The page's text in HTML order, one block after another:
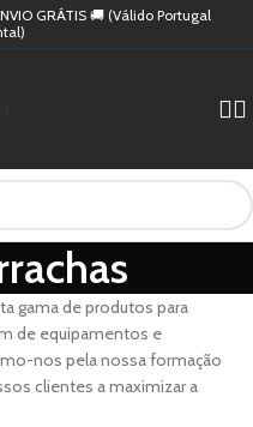
GRÁTIS 🚚 (Válido Portugal
gama de produtos para
de equipamentos e
nos pela nossa formação
clientes a maximizar a